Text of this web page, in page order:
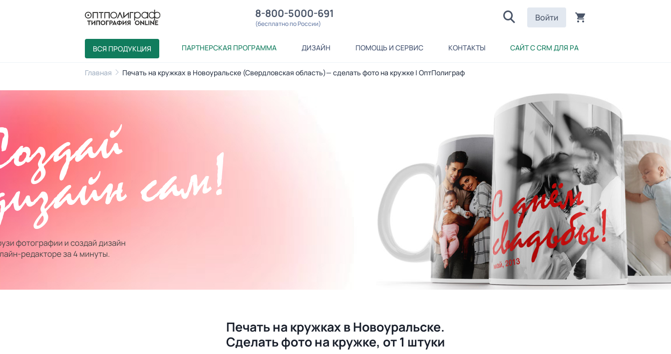
8-800-5000-691
(бесплатно по России)
Войти
ВСЯ ПРОДУКЦИЯ ПАРТНЕРСКАЯ ПРОГРАММА ДИЗАЙН ПОМОЩЬ И СЕРВИС КОНТАКТЫ САЙТ С CRM ДЛЯ РА
Главная Печать на кружках в Новоуральске (Свердловская область)— сделать фото на кружке | ОптПолиграф
Печать на кружках в Новоуральске.
Сделать фото на кружке, от 1 штуки